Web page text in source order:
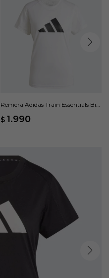
Remera Adidas Train Essentials Big
$ 1.990